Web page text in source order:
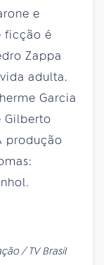
e
ficção é
Zappa
adulta.
Garcia
Gilberto
produção
/ TV Brasil